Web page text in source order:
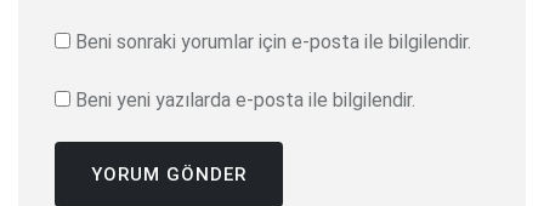
Beni sonraki yorumlar için e-posta ile bilgilendir.
Beni yeni yazılarda e-posta ile bilgilendir.